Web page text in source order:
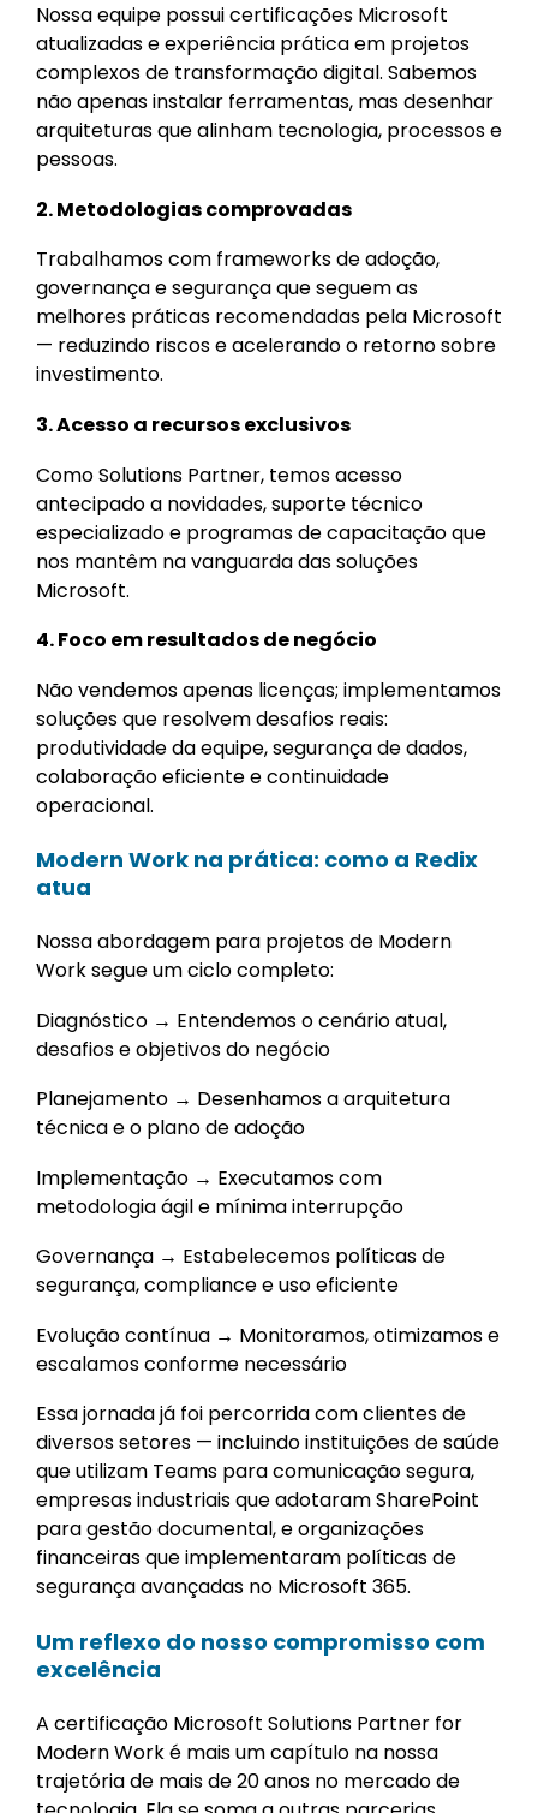
Nossa equipe possui certificações Microsoft
atualizadas e experiência prática em projetos
complexos de transformação digital. Sabemos
não apenas instalar ferramentas, mas desenhar
arquiteturas que alinham tecnologia, processos e
pessoas.
2. Metodologias comprovadas
Trabalhamos com frameworks de adoção,
governança e segurança que seguem as
melhores práticas recomendadas pela Microsoft
— reduzindo riscos e acelerando o retorno sobre
investimento.
3. Acesso a recursos exclusivos
Como Solutions Partner, temos acesso
antecipado a novidades, suporte técnico
especializado e programas de capacitação que
nos mantêm na vanguarda das soluções
Microsoft.
4. Foco em resultados de negócio
Não vendemos apenas licenças; implementamos
soluções que resolvem desafios reais:
produtividade da equipe, segurança de dados,
colaboração eficiente e continuidade
operacional.
Modern Work na prática: como a Redix
atua
Nossa abordagem para projetos de Modern
Work segue um ciclo completo:
Diagnóstico → Entendemos o cenário atual,
desafios e objetivos do negócio
Planejamento → Desenhamos a arquitetura
técnica e o plano de adoção
Implementação → Executamos com
metodologia ágil e mínima interrupção
Governança → Estabelecemos políticas de
segurança, compliance e uso eficiente
Evolução contínua → Monitoramos, otimizamos e
escalamos conforme necessário
Essa jornada já foi percorrida com clientes de
diversos setores — incluindo instituições de saúde
que utilizam Teams para comunicação segura,
empresas industriais que adotaram SharePoint
para gestão documental, e organizações
financeiras que implementaram políticas de
segurança avançadas no Microsoft 365.
Um reflexo do nosso compromisso com
excelência
A certificação Microsoft Solutions Partner for
Modern Work é mais um capítulo na nossa
trajetória de mais de 20 anos no mercado de